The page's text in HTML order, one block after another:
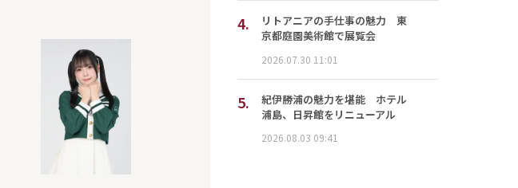
4.
リトアニアの手仕事の魅力 東
京都庭園美術館で展覧会
2026.07.30 11:01
5.
紀伊勝浦の魅力を堪能 ホテル
浦島、日昇館をリニューアル
2026.08.03 09:41